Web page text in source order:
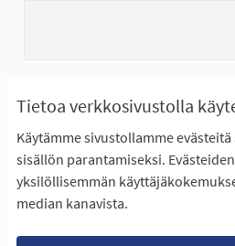
Tietoa verkkosivustolla
Käytämme sivustollamme
sisällön parantamiseksi.
yksilöllisemmän
median kanavista.
Nurmon keskustan
lisää aukioloaikoja.
ETENEE ÄÄNESTYKSEEN